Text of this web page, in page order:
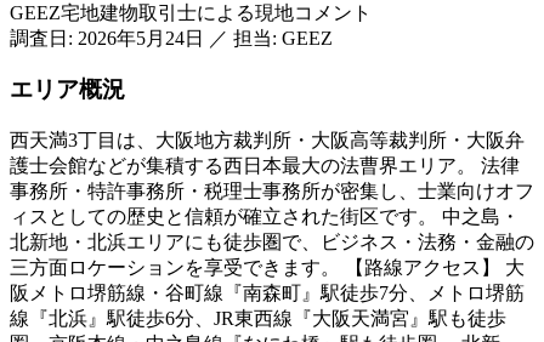
GEEZ宅地建物取引士による現地コメント
調査日: 2026年5月24日 ／ 担当: GEEZ
エリア概況
西天満3丁目は、大阪地方裁判所・大阪高等裁判所・大阪弁
護士会館などが集積する西日本最大の法曹界エリア。 法律
事務所・特許事務所・税理士事務所が密集し、士業向けオフ
ィスとしての歴史と信頼が確立された街区です。 中之島・
北新地・北浜エリアにも徒歩圏で、ビジネス・法務・金融の
三方面ロケーションを享受できます。 【路線アクセス】 大
阪メトロ堺筋線・谷町線『南森町』駅徒歩7分、メトロ堺筋
線『北浜』駅徒歩6分、JR東西線『大阪天満宮』駅も徒歩